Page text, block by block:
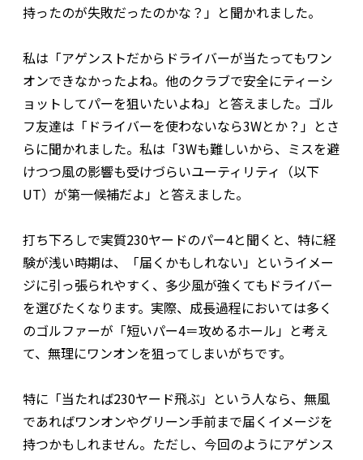
持ったのが失敗だったのかな？」と聞かれました。
私は「アゲンストだからドライバーが当たってもワン
オンできなかったよね。他のクラブで安全にティーシ
ョットしてパーを狙いたいよね」と答えました。ゴル
フ友達は「ドライバーを使わないなら3Wとか？」とさ
らに聞かれました。私は「3Wも難しいから、ミスを避
けつつ風の影響も受けづらいユーティリティ（以下
UT）が第一候補だよ」と答えました。
打ち下ろしで実質230ヤードのパー4と聞くと、特に経
験が浅い時期は、「届くかもしれない」というイメー
ジに引っ張られやすく、多少風が強くてもドライバー
を選びたくなります。実際、成長過程においては多く
のゴルファーが「短いパー4＝攻めるホール」と考え
て、無理にワンオンを狙ってしまいがちです。
特に「当たれば230ヤード飛ぶ」という人なら、無風
であればワンオンやグリーン手前まで届くイメージを
持つかもしれません。ただし、今回のようにアゲンス